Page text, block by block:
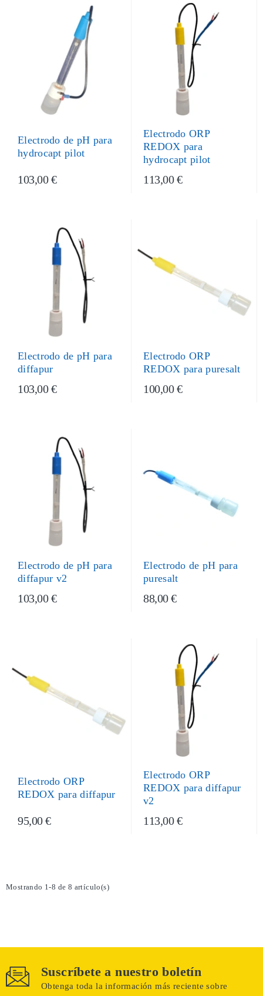
Electrodo de pH para
hydrocapt pilot
103,00 €
Electrodo ORP
REDOX para
hydrocapt pilot
113,00 €
Electrodo de pH para
diffapur
103,00 €
Electrodo ORP
REDOX para puresalt
100,00 €
Electrodo de pH para
diffapur v2
103,00 €
Electrodo de pH para
puresalt
88,00 €
Electrodo ORP
REDOX para diffapur
95,00 €
Electrodo ORP
REDOX para diffapur
v2
113,00 €
Mostrando 1-8 de 8 artículo(s)
Suscríbete a nuestro boletín
Obtenga toda la información más reciente sobre